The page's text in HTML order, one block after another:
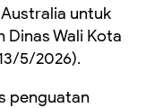
untuk
Dinas Wali Kota
5/2026).
penguatan